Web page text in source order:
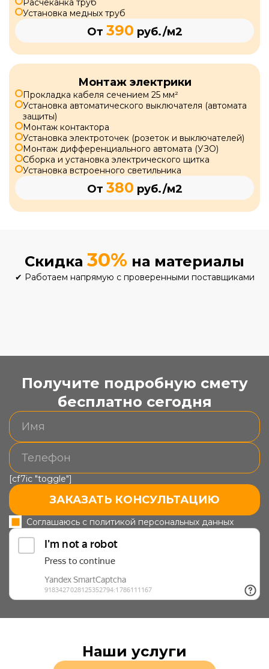
Расчеканка труб
Установка медных труб
От 390 руб./м2
Монтаж электрики
Прокладка кабеля сечением 25 мм²
Установка автоматического выключателя (автомата
защиты)
Монтаж контактора
Установка электроточек (розеток и выключателей)
Монтаж дифференциального автомата (УЗО)
Сборка и установка электрического щитка
Установка встроенного светильника
От 380 руб./м2
Скидка 30% на материалы
✔ Работаем напрямую с проверенными поставщиками
Получите подробную смету
бесплатно сегодня
[cf7ic "toggle"]
ЗАКАЗАТЬ КОНСУЛЬТАЦИЮ
Соглашаюсь с политикой персональных данных
Наши услуги